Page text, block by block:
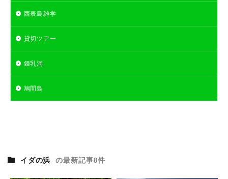
西表島雑学
貸切ツアー
鍾乳洞
鳩間島
イダの浜 の最新記事8件